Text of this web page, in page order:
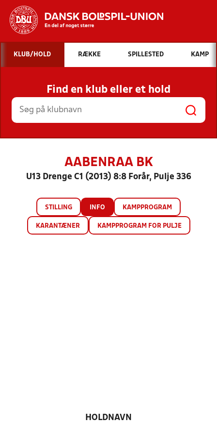
Hvad vil du søge efter?
INDHOLD OG NYHEDER
STILLINGER, RESULTATER, KLUBBER OG
HOLD
KLUB/HOLD RÆKKE SPILLESTED KAMP
Find en klub eller et hold
AABENRAA BK
U13 Drenge C1 (2013) 8:8 Forår, Pulje 336
STILLING INFO KAMPPROGRAM
KARANTÆNER KAMPPROGRAM FOR PULJE
HOLDNAVN